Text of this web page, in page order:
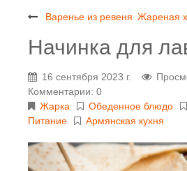
Варенье из ревеня Жареная
Начинка для
16 сентября 2023 г.
Комментарии: 0
Жарка
Обеденное блюдо
Питание
Армянская кухня